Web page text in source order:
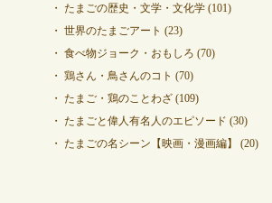
たまごの歴史・文学・文化学(101)
世界のたまごアート (23)
食べ物ジョーク・おもしろ (70)
鶏さん・鳥さんのコト (70)
たまご・鶏のことわざ(109)
たまごと偉人有名人のエピソード (30)
たまごの名シーン【映画・漫画編】
(20)